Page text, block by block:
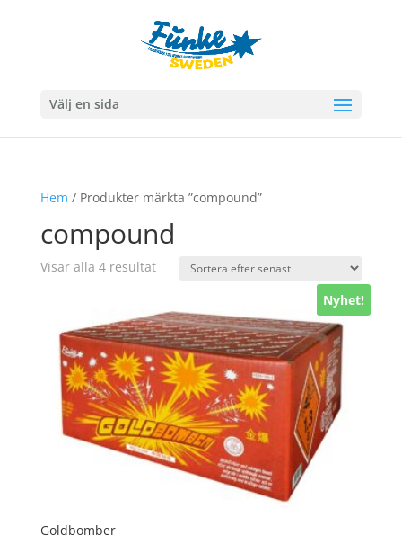
Välj en sida
Hem / Produkter märkta ”compound”
compound
Visar alla 4 resultatSortera
senaste
Nyhet!
Goldbomber